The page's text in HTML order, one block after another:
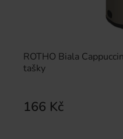
ROTHO Biala
tašky
166 Kč